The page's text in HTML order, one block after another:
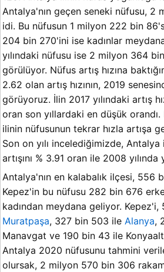
Antalya'nın geçen seneki nüfusu, 2
idi. Bu nüfusun 1 milyon 222 bin
204 bin 270'ini ise kadınlar
yılındaki nüfusu ise 2 milyon 364
görülüyor. Nüfus artış hızına
2.62 olan artış hızının, 2019
görüyoruz. İlin 2017 yılındaki artış
oran son yıllardaki en düşük orandı.
ilinin nüfusunun tekrar hızla artışa
Son on yılı incelediğimizde,
artışını % 3.91 oran ile 2008 yılında
Antalya'nın en kalabalık ilçesi, 556
Kepez'in bu nüfusu 282 bin 676
kadından meydana geliyor.
Muratpaşa, 327 bin 503 ile Alanya,
Manavgat ve 190 bin 43 ile
Antalya 2020 nüfusunu tahmini
olursak, 2 milyon 570 bin 306